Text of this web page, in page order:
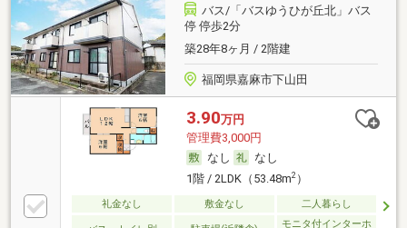
バス/「バスゆうひが丘北」バス
停 停歩2分
築28年8ヶ月 / 2階建
福岡県嘉麻市下山田
3.90万円
管理費3,000円
なし
なし
1階 / 2LDK（53.48m2）
礼金なし 敷金なし 二人暮らし
モニタ付インターホ